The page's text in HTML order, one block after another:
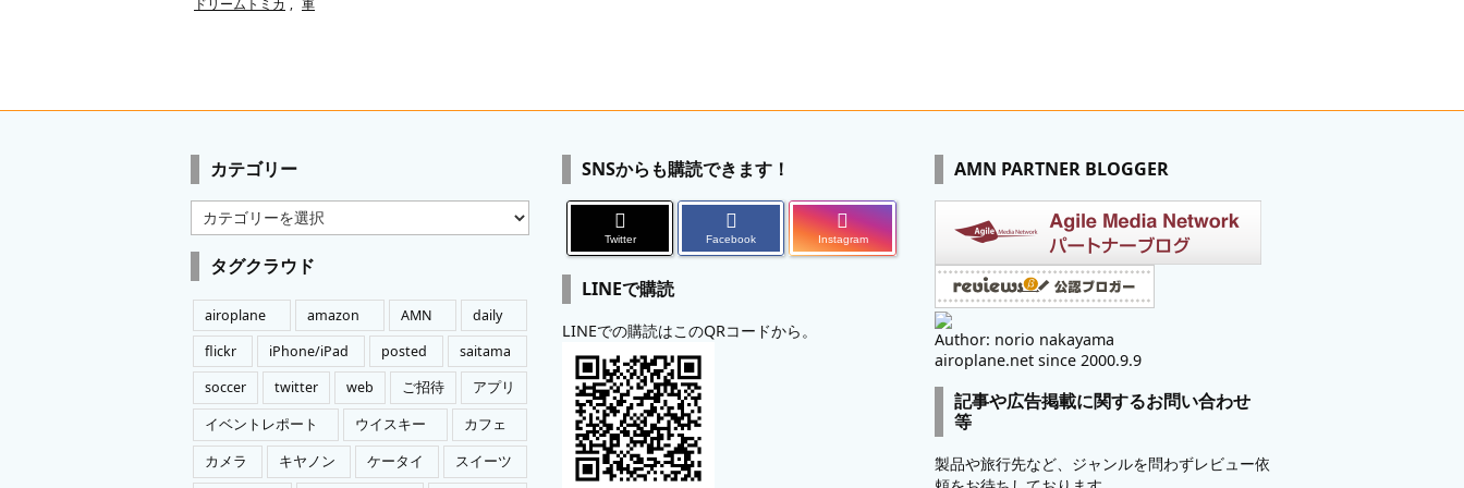
ドリームトミカ , 車
カテゴリー
カ
テ
ゴ
リ
ー
タグクラウド
airoplane amazon AMN
daily
flickr
iPhone/iPad posted
saitama
soccer
twitter web ご招待
アプリ
イベントレポート
ウイスキー
カフェ
カメラ
キヤノン ケータイ スイーツ
SNSからも購読できます！
Twitter Facebook Instagram
LINEで購読
LINEでの購読はこのQRコードから。
AMN PARTNER BLOGGER
Author: norio nakayama
airoplane.net since 2000.9.9
記事や広告掲載に関するお問い合わせ
等
製品や旅行先など、ジャンルを問わずレビュー依